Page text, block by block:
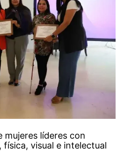
mujeres líderes con
visual e intelectual